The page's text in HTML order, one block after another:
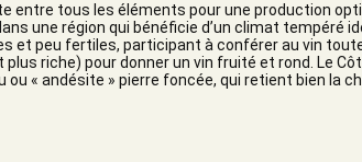
entre tous les éléments pour une production
une région qui bénéficie d’un climat tempéré
et peu fertiles, participant à conférer au vin
riche) pour donner un vin fruité et rond. Le
« andésite » pierre foncée, qui retient bien la